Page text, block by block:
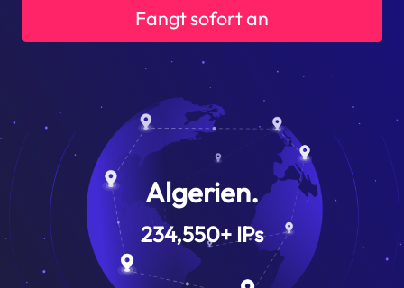
Fangt sofort an
Algerien.
234,550+ IPs